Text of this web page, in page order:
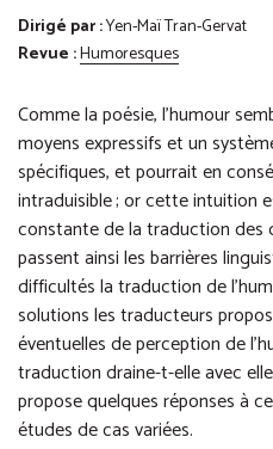
Dirigé par :Yen-Maï Tran-Gervat
Revue :Humoresques
Comme la poésie, l’humour
moyens expressifs et un
spécifiques, et pourrait en
intraduisible ; or cette intuition
constante de la traduction des
passent ainsi les barrières
difficultés la traduction de
solutions les traducteurs
éventuelles de perception de
traduction draine-t-elle avec
propose quelques réponses à
études de cas variées.